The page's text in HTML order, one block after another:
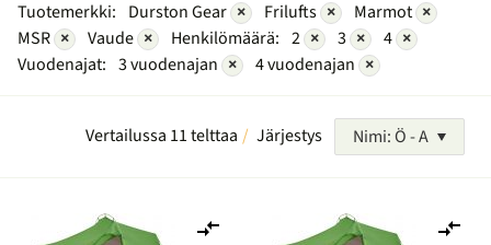
Tuotemerkki: Durston Gear × Frilufts × Marmot ×
MSR × Vaude × Henkilömäärä: 2 × 3 × 4 ×
Vuodenajat: 3 vuodenajan × 4 vuodenajan ×
Vertailussa 11 telttaa Järjestys Nimi: Ö - A